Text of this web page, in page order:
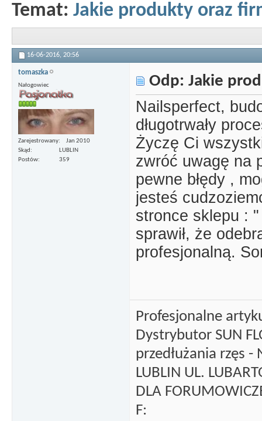
Temat: Jakie produkty oraz
16-06-2016, 20:56
tomaszka
Nałogowiec
Zarejestrowany
Jan 2010
Skąd
LUBLIN
Postów
359
Odp: Jakie
Nailsperfect,
długotrwały
Życzę Ci
zwróć uwagę na
pewne błędy ,
jesteś
stronce sklepu :
sprawił, że
profesjonalną.
Profesjonalne
Dystrybutor SUN
przedłużania rzęs -
LUBLIN UL.
DLA
F: